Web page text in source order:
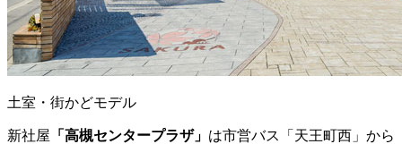
土室・街かどモデル
新社屋 「高槻センタープラザ」 は市営バス「天王町西」から